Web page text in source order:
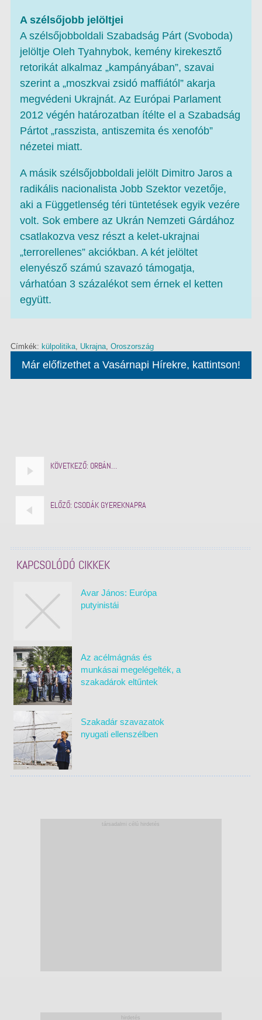
A szélsőjobb jelöltjei
A szélsőjobboldali Szabadság Párt (Svoboda)
jelöltje Oleh Tyahnybok, kemény kirekesztő
retorikát alkalmaz „kampányában”, szavai
szerint a „moszkvai zsidó maffiától” akarja
megvédeni Ukrajnát. Az Európai Parlament
2012 végén határozatban ítélte el a Szabadság
Pártot „rasszista, antiszemita és xenofób”
nézetei miatt.
A másik szélsőjobboldali jelölt Dimitro Jaros a
radikális nacionalista Jobb Szektor vezetője,
aki a Függetlenség téri tüntetések egyik vezére
volt. Sok embere az Ukrán Nemzeti Gárdához
csatlakozva vesz részt a kelet-ukrajnai
„terrorellenes” akciókban. A két jelöltet
elenyésző számú szavazó támogatja,
várhatóan 3 százalékot sem érnek el ketten
együtt.
Címkék: külpolitika, Ukrajna, Oroszország
Már előfizethet a Vasárnapi Hírekre, kattintson!
KÖVETKEZŐ: ORBÁN…
ELŐZŐ: CSODÁK GYEREKNAPRA
KAPCSOLÓDÓ CIKKEK
Avar János: Európa
putyinistái
Az acélmágnás és
munkásai megelégelték, a
szakadárok eltűntek
Szakadár szavazatok
nyugati ellenszélben
társadalmi célú hirdetés
hirdetés